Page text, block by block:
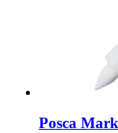
Posca